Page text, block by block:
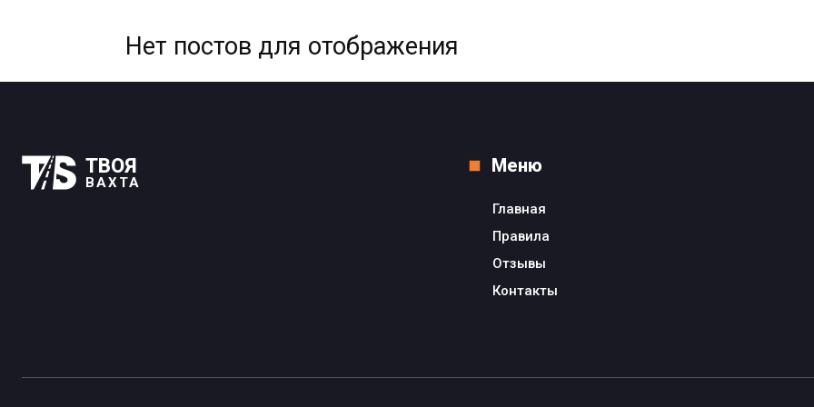
Нет постов для отображения
ТВОЯ
ВАХТА
Меню
Главная
Правила
Отзывы
Контакты